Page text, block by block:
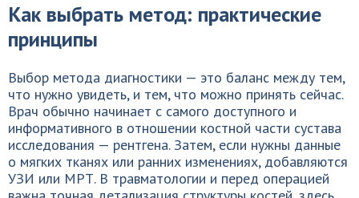
Как выбрать метод: практические
принципы
Выбор метода диагностики — это баланс между тем,
что нужно увидеть, и тем, что можно принять сейчас.
Врач обычно начинает с самого доступного и
информативного в отношении костной части сустава
исследования — рентгена. Затем, если нужны данные
о мягких тканях или ранних изменениях, добавляются
УЗИ или МРТ. В травматологии и перед операцией